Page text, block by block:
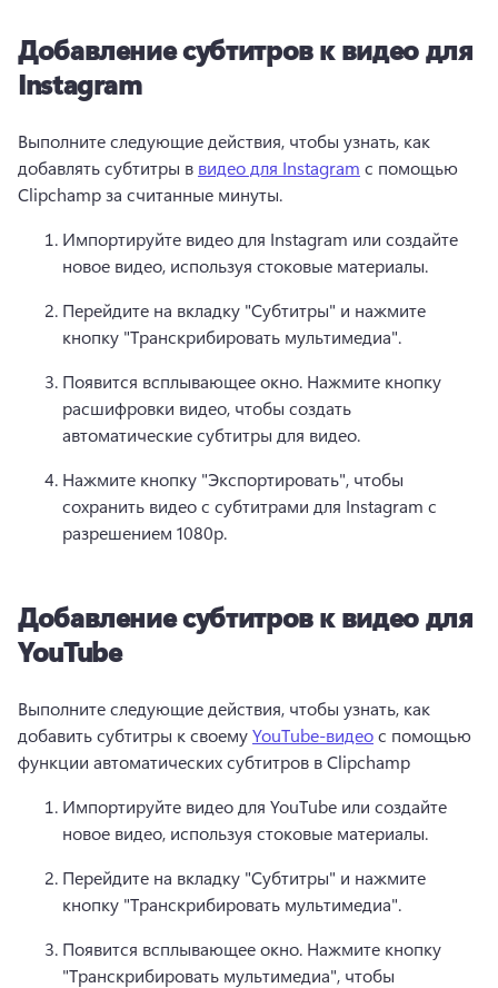
Добавление субтитров к видео для
Instagram
Выполните следующие действия, чтобы узнать, как
добавлять субтитры в видео для Instagram с помощью
Clipchamp за считанные минуты.
Импортируйте видео для Instagram или создайте
новое видео, используя стоковые материалы.
Перейдите на вкладку "Субтитры" и нажмите
кнопку "Транскрибировать мультимедиа".
Появится всплывающее окно. Нажмите кнопку
расшифровки видео, чтобы создать
автоматические субтитры для видео.
Нажмите кнопку "Экспортировать", чтобы
сохранить видео с субтитрами для Instagram с
разрешением 1080p.
Добавление субтитров к видео для
YouTube
Выполните следующие действия, чтобы узнать, как
добавить субтитры к своему YouTube-видео с помощью
функции автоматических субтитров в Clipchamp
Импортируйте видео для YouTube или создайте
новое видео, используя стоковые материалы.
Перейдите на вкладку "Субтитры" и нажмите
кнопку "Транскрибировать мультимедиа".
Появится всплывающее окно. Нажмите кнопку
"Транскрибировать мультимедиа", чтобы